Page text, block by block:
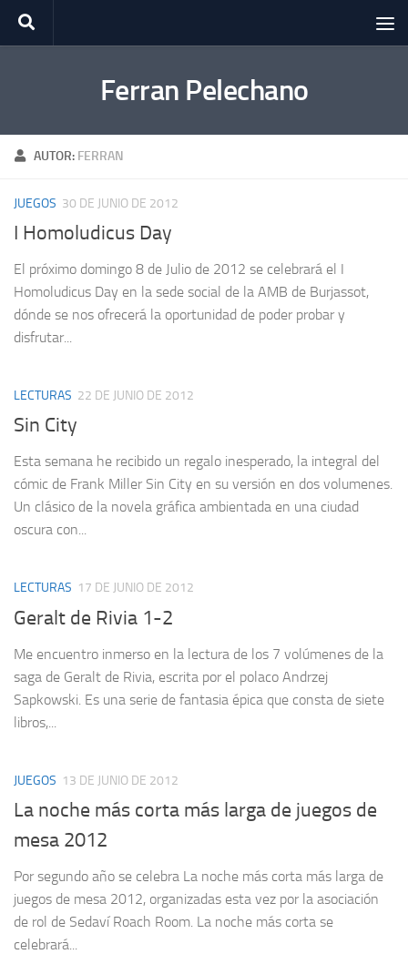
Saltar al contenido
Ferran Pelechano
AUTOR: FERRAN
JUEGOS 30 DE JUNIO DE 2012
I Homoludicus Day
El próximo domingo 8 de Julio de 2012 se celebrará el I
Homoludicus Day en la sede social de la AMB de Burjassot,
dónde se nos ofrecerá la oportunidad de poder probar y
disfrutar...
LECTURAS 22 DE JUNIO DE 2012
Sin City
Esta semana he recibido un regalo inesperado, la integral del
cómic de Frank Miller Sin City en su versión en dos volumenes.
Un clásico de la novela gráfica ambientada en una ciudad
oscura con...
LECTURAS 17 DE JUNIO DE 2012
Geralt de Rivia 1-2
Me encuentro inmerso en la lectura de los 7 volúmenes de la
saga de Geralt de Rivia, escrita por el polaco Andrzej
Sapkowski. Es una serie de fantasia épica que consta de siete
libros,...
JUEGOS 13 DE JUNIO DE 2012
La noche más corta más larga de juegos de
mesa 2012
Por segundo año se celebra La noche más corta más larga de
juegos de mesa 2012, organizadas esta vez por la asociación
de rol de Sedaví Roach Room. La noche más corta se
celebrará...